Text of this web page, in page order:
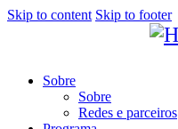
Skip to content Skip to footer
Sobre
Sobre
Redes e parceiros